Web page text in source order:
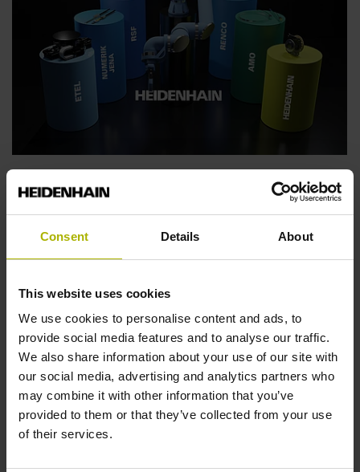
Consent Details About
This website uses cookies
We use cookies to personalise content and ads, to
provide social media features and to analyse our traffic.
We also share information about your use of our site with
our social media, advertising and analytics partners who
may combine it with other information that you’ve
provided to them or that they’ve collected from your use
of their services.
HEIDENHAIN線上SPS：為您的獨特應用提供真
正的機會